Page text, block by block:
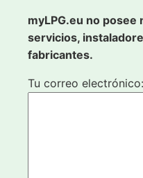
myLPG.eu no posee
servicios,
fabricantes.
Tu correo electrónico: